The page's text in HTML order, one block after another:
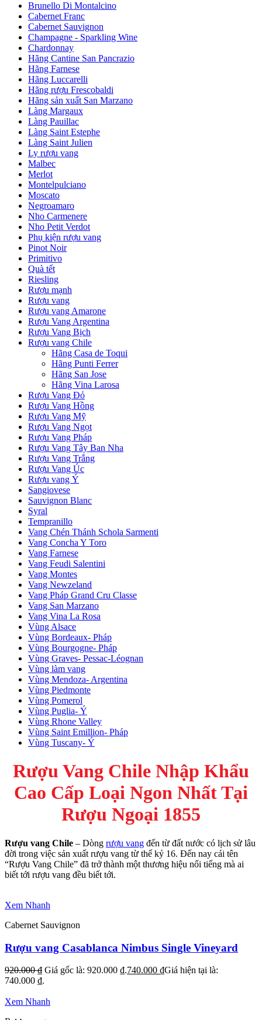
Brunello Di Montalcino
Cabernet Franc
Cabernet Sauvignon
Champagne - Sparkling Wine
Chardonnay
Hãng Cantine San Pancrazio
Hãng Farnese
Hãng Luccarelli
Hãng rượu Frescobaldi
Hãng sản xuất San Marzano
Làng Margaux
Làng Pauillac
Làng Saint Estephe
Làng Saint Julien
Ly rượu vang
Malbec
Merlot
Montelpulciano
Moscato
Negroamaro
Nho Carmenere
Nho Petit Verdot
Phụ kiện rượu vang
Pinot Noir
Primitivo
Quà tết
Riesling
Rượu mạnh
Rượu vang
Rượu vang Amarone
Rượu Vang Argentina
Rượu Vang Bịch
Rượu vang Chile
Hãng Casa de Toqui
Hãng Punti Ferrer
Hãng San Jose
Hãng Vina Larosa
Rượu Vang Đỏ
Rượu Vang Hồng
Rượu Vang Mỹ
Rượu Vang Ngọt
Rượu Vang Pháp
Rượu Vang Tây Ban Nha
Rượu Vang Trắng
Rượu Vang Úc
Rượu vang Ý
Sangiovese
Sauvignon Blanc
Syral
Tempranillo
Vang Chén Thánh Schola Sarmenti
Vang Concha Y Toro
Vang Farnese
Vang Feudi Salentini
Vang Montes
Vang Newzeland
Vang Pháp Grand Cru Classe
Vang San Marzano
Vang Vina La Rosa
Vùng Alsace
Vùng Bordeaux- Pháp
Vùng Bourgogne- Pháp
Vùng Graves- Pessac-Léognan
Vùng làm vang
Vùng Mendoza- Argentina
Vùng Piedmonte
Vùng Pomerol
Vùng Puglia- Ý
Vùng Rhone Valley
Vùng Saint Emillion- Pháp
Vùng Tuscany- Ý
Rượu Vang Chile Nhập Khẩu
Cao Cấp Loại Ngon Nhất Tại
Rượu Ngoại 1855
Rượu vang Chile – Dòng rượu vang đến từ đất nước có lịch sử lâu
đời trong việc sản xuất rượu vang từ thế kỷ 16. Đến nay cái tên
“Rượu Vang Chile” đã trở thành một thương hiệu nổi tiếng mà ai
biết tới rượu vang đều biết tới.
Xem Nhanh
Cabernet Sauvignon
Rượu vang Casablanca Nimbus Single Vineyard
920.000₫ Giá gốc là: 920.000 ₫.740.000 ₫Giá hiện tại là:
740.000 ₫.
Xem Nhanh